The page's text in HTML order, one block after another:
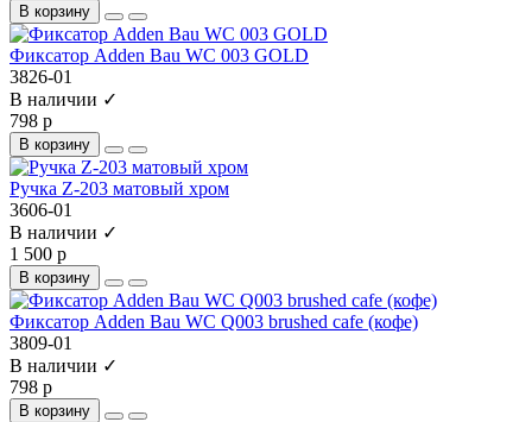
В корзину
Фиксатор Adden Bau WC 003 GOLD
3826-01
В наличии ✓
798 р
В корзину
Ручка Z-203 матовый хром
3606-01
В наличии ✓
1 500 р
В корзину
Фиксатор Adden Bau WC Q003 brushed cafe (кофе)
3809-01
В наличии ✓
798 р
В корзину